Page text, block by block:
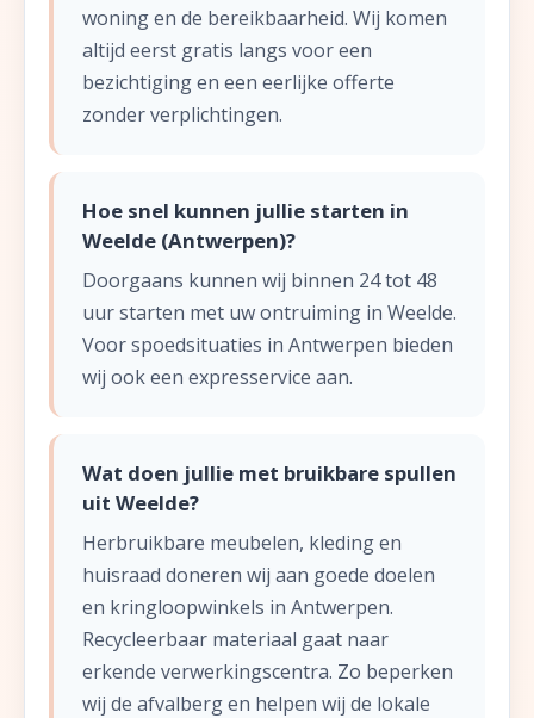
woning en de bereikbaarheid. Wij komen
altijd eerst gratis langs voor een
bezichtiging en een eerlijke offerte
zonder verplichtingen.
Hoe snel kunnen jullie starten in
Weelde (Antwerpen)?
Doorgaans kunnen wij binnen 24 tot 48
uur starten met uw ontruiming in Weelde.
Voor spoedsituaties in Antwerpen bieden
wij ook een expresservice aan.
Wat doen jullie met bruikbare spullen
uit Weelde?
Herbruikbare meubelen, kleding en
huisraad doneren wij aan goede doelen
en kringloopwinkels in Antwerpen.
Recycleerbaar materiaal gaat naar
erkende verwerkingscentra. Zo beperken
wij de afvalberg en helpen wij de lokale